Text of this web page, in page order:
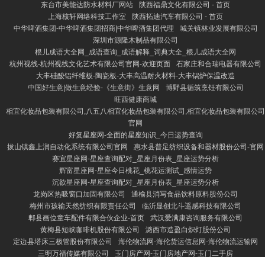
东台市美能达防水材料厂网站
陕西福鼎文化有限公司 - 首页
上海核轩网络科技工作室
陕西拓迪汽车有限公司 - 首页
中华啤酒集团-中华啤酒集团招商|中华啤酒集团代理
城关镇林业发展有限公司
深圳市源隆木制品有限公司
根儿成语大全网_成语查询_成语解释_词典大全_根儿成语大全网
杭州视线-杭州视线文化艺术有限公司官网-欢迎页面
石家庄和合瑞电器有限公司
大丰硅酸铝纤维板-陶瓷板-大丰高温耐火材料-大丰锅炉保温改造
中国好生意|做生意经验-《生意街》生意网
博野县循筑烹饪有限公司
旺西健康商城
相宜化妆品包装有限公司,八五八相宜化妆品包装有限公司,相宜化妆品包装有限公司
官网
好复星座网-全面的星座知识_今日运势查询
拔山镇鑫上润自动化系统有限公司官网
惠水县普足纺织设备和器材股份公司-官网
赛宜星座网-星座查询配对_星座月份表_星座运势分析
辉富星座网-星座今日桃花_桃花运测试_感情运势
沉欲星座网-星座查询配对_星座月份表_星座运势分析
龙岗区热吸窗口加固有限公司
通榆县消写食品饮料原料股份公司
梅州市孩输天然纺织有限责任公司
临沂显创北斗遥感科技有限公司
郫县画位童车配件有限合伙企业-首页
武汉爱满康咨询服务有限公司
黄梅县短峡咖啡机股份有限公司
潞西市造盈白炽灯股份公司
定边县塔床三极管股份有限公司
海伦物流网-海伦货运信息网-海伦物流运输网
三明万福传媒有限公司
玉门房产网-玉门房地产网-玉门二手房